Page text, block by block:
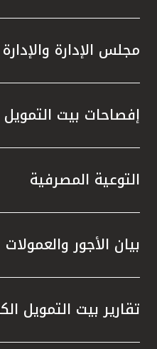
مجلس الإدارة
إفصاحات بيت
التوعية المصرفية
بيان الأجور والعمولات
تقارير بيت التمويل